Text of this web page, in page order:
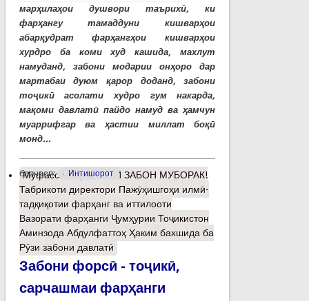
марҳилаҳои душвори таърихӣ, ки
фарҳангу тамаддуни кишварҳои
абарқудрат фарҳангҳои кишварҳои
хурдро ба коми худ кашида, махлут
намуданд, забони модарии онҳоро дар
мартабаи дуюм қарор доданд, забони
тоҷикӣ асолати худро гум накарда,
мақоми давлатӣ пайдо намуд ва ҳамчун
муаррифгар ва ҳастии миллат боқӣ
монд...
барчасп: Интишорот
Муфассалтаро РӮЗИ ЗАБОН МУБОРАК!
Табрикоти директори Пажӯҳишгоҳи илмӣ-
тадқиқотии фарҳанг ва иттилооти
Вазорати фарҳанги Ҷумҳурии Тоҷикистон
Аминзода Абдулфаттоҳ Ҳаким бахшида ба
Рӯзи забони давлатӣ
Забони форсӣ - тоҷикӣ,
сарчашмаи фарҳанги